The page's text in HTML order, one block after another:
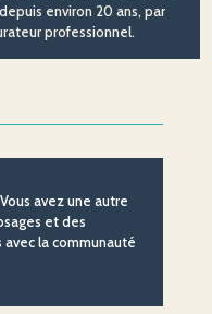
environ 20 ans, par
professionnel.
avez une autre
et des
la communauté